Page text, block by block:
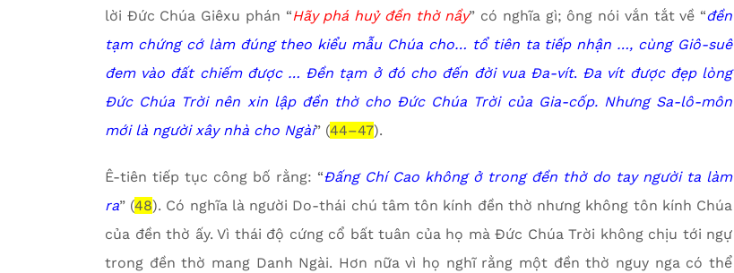
lời Đức Chúa Giêxu phán “Hãy phá huỷ đền thờ nầy” có nghĩa gì; ông nói vắn tắt về “đền
tạm chứng cớ làm đúng theo kiểu mẫu Chúa cho… tổ tiên ta tiếp nhận …, cùng Giô-suê
đem vào đất chiếm được … Đền tạm ở đó cho đến đời vua Đa-vít. Đa vít được đẹp lòng
Đức Chúa Trời nên xin lập đền thờ cho Đức Chúa Trời của Gia-cốp. Nhưng Sa-lô-môn
mới là người xây nhà cho Ngài” (44–47).
Ê-tiên tiếp tục công bố rằng: “Đấng Chí Cao không ở trong đền thờ do tay người ta làm
ra” (48). Có nghĩa là người Do-thái chú tâm tôn kính đền thờ nhưng không tôn kính Chúa
của đền thờ ấy. Vì thái độ cứng cổ bất tuân của họ mà Đức Chúa Trời không chịu tới ngự
trong đền thờ mang Danh Ngài. Hơn nữa vì họ nghĩ rằng một đền thờ nguy nga có thể